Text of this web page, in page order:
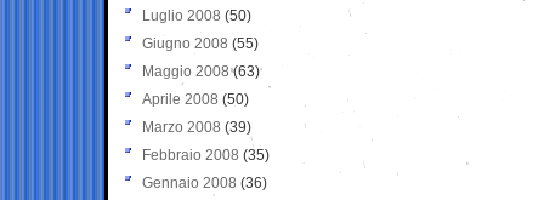
Luglio 2008 (50)
Giugno 2008 (55)
Maggio 2008(63)
Aprile 2008 (50)
Marzo 2008 (39)
Febbraio 2008 (35)
Gennaio 2008 (36)